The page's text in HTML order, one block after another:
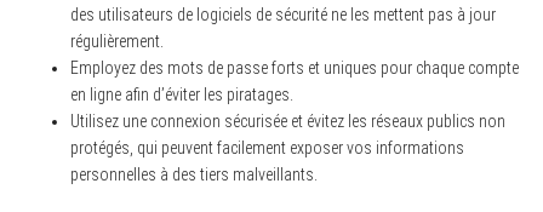
des utilisateurs de logiciels de sécurité ne les mettent pas à jour
régulièrement.
Employez des mots de passe forts et uniques pour chaque compte
en ligne afin d’éviter les piratages.
Utilisez une connexion sécurisée et évitez les réseaux publics non
protégés, qui peuvent facilement exposer vos informations
personnelles à des tiers malveillants.